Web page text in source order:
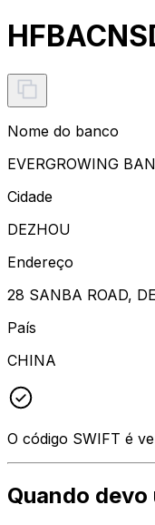
Nome do banco
EVERGROWING
Cidade
DEZHOU
Endereço
28 SANBA ROAD,
País
CHINA
O código SWIFT é
Quando devo